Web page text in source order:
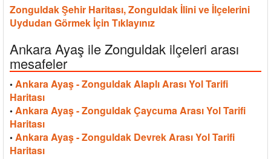
Zonguldak Şehir Haritası, Zonguldak İlini ve İlçelerini
Uydudan Görmek İçin Tıklayınız
Ankara Ayaş ile Zonguldak ilçeleri arası
mesafeler
• Ankara Ayaş - Zonguldak Alaplı Arası Yol Tarifi
Haritası
• Ankara Ayaş - Zonguldak Çaycuma Arası Yol Tarifi
Haritası
• Ankara Ayaş - Zonguldak Devrek Arası Yol Tarifi
Haritası